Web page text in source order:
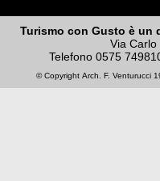
Turismo con Gusto è un
Via
Telefono 0575
© Copyright Arch. F. Venturucci